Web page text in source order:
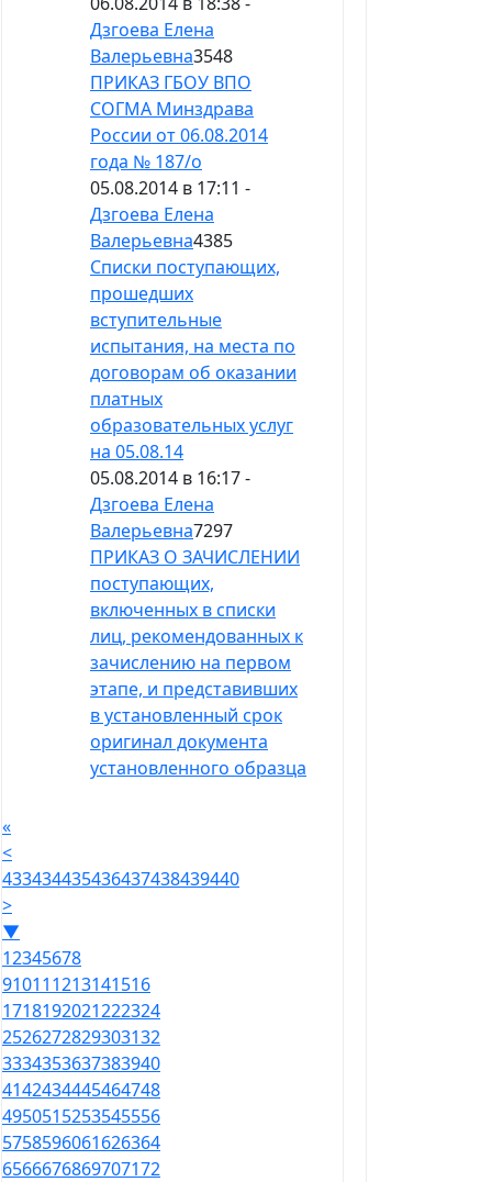
Дзгоева Елена
Валерьевна3548
ПРИКАЗ ГБОУ ВПО
СОГМА Минздрава
России от 06.08.2014
года № 187/о
05.08.2014 в 17:11 -
Дзгоева Елена
Валерьевна4385
Списки поступающих,
прошедших
вступительные
испытания, на места по
договорам об оказании
платных
образовательных услуг
на 05.08.14
05.08.2014 в 16:17 -
Дзгоева Елена
Валерьевна7297
ПРИКАЗ О ЗАЧИСЛЕНИИ
поступающих,
включенных в списки
лиц, рекомендованных к
зачислению на первом
этапе, и представив­ших
в установленный срок
оригинал документа
установленного образца
«
<
433434435436437438439440
>
▼
12345678
910111213141516
1718192021222324
2526272829303132
3334353637383940
4142434445464748
4950515253545556
5758596061626364
6566676869707172